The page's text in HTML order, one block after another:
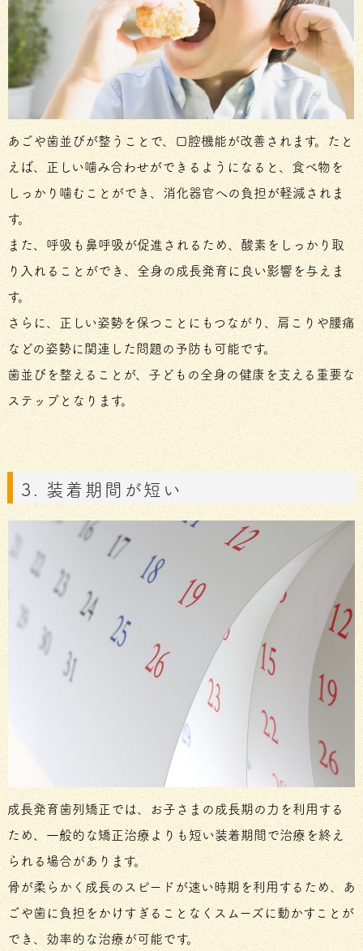
あごや歯並びが整うことで、口腔機能が改善されます。たと
えば、正しい噛み合わせができるようになると、食べ物を
しっかり噛むことができ、消化器官への負担が軽減されま
す。
また、呼吸も鼻呼吸が促進されるため、酸素をしっかり取
り入れることができ、全身の成長発育に良い影響を与えま
す。
さらに、正しい姿勢を保つことにもつながり、肩こりや腰痛
などの姿勢に関連した問題の予防も可能です。
歯並びを整えることが、子どもの全身の健康を支える重要な
ステップとなります。
3. 装着期間が短い
成長発育歯列矯正では、お子さまの成長期の力を利用する
ため、一般的な矯正治療よりも短い装着期間で治療を終え
られる場合があります。
骨が柔らかく成長のスピードが速い時期を利用するため、あ
ごや歯に負担をかけすぎることなくスムーズに動かすことが
でき、効率的な治療が可能です。